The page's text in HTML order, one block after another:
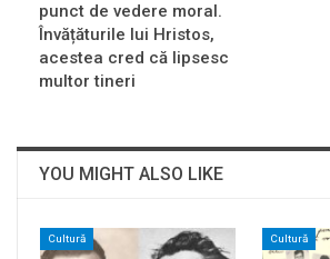
punct de vedere moral.
Învățăturile lui Hristos,
acestea cred că lipsesc
multor tineri
YOU MIGHT ALSO LIKE
Cultură Cultură